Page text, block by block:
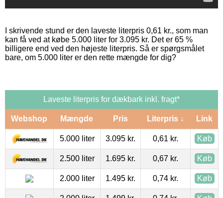
I skrivende stund er den laveste literpris 0,61 kr., som man
kan få ved at købe 5.000 liter for 3.095 kr. Det er 65 %
billigere end ved den højeste literpris. Så er spørgsmålet
bare, om 5.000 liter er den rette mængde for dig?
Laveste literpris for dækbark inkl. fragt*
Webshop Mængde Pris Literpris ↓ Link
5.000 liter 3.095 kr. 0,61 kr. Køb
2.500 liter 1.695 kr. 0,67 kr. Køb
2.000 liter 1.495 kr. 0,74 kr. Køb